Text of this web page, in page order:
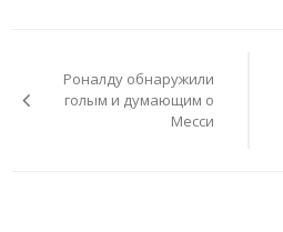
записямРоналду обнаружили
голым и думающим о
Месси